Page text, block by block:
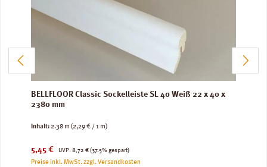
BELLFLOOR Classic Sockelleiste SL 40 Weiß 22 x 40 x
2380 mm
Inhalt:2.38 m (2,29 € / 1 m)
Verkaufspreis:
5,45 € UVP:
Regulärer Preis:
8,72 € (37.5% gespart)
Preise inkl. MwSt. zzgl. Versandkosten